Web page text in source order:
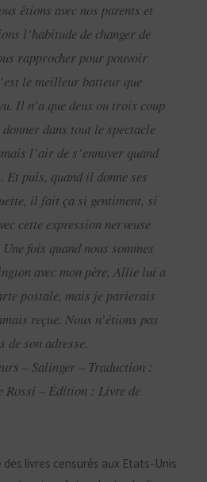
étions avec nos parents et
l’habitude de changer de
rapprocher pour pouvoir
le meilleur batteur que
Il n’a que deux ou trois coup
dans tout le spectacle
l’air de s’ennuyer quand
Et puis, quand il donne ses
il fait ça si gentiment, si
cette expression nerveuse
fois quand nous sommes
avec mon père, Allie lui a
postale, mais je parierais
reçue. Nous n’étions pas
de son adresse.
– Salinger – Traduction :
Rossi – Édition : Livre de
livres censurés aux Etats-Unis